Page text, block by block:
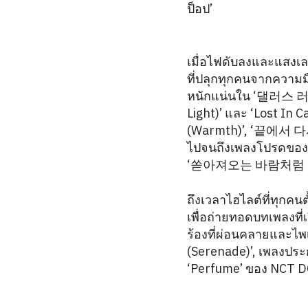
ป็อป’
เมื่อไฟดับลงและแสงเ
ที่ปลุกทุกคนจากความมื
หนักแน่นใน ‘댈러스
Light)’ และ ‘Lost In
(Warmth)’, ‘끝에서
ไปจนถึงเพลงโปรดของ
‘쏟아져오는 바람처
ถึงเวลาไฮไลต์ที่ทุกคน
เพื่อถ่ายทอดบทเพลง
ร้องที่ผ่อนคลายและไพเ
(Serenade)’, เพลงปร
‘Perfume’ ของ NCT